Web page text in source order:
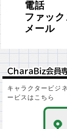
電話
ファッ
メー
ＣｈａｒａＢｉｚ会
ＣｈａｒａＢｉｚ会
キャラクタービジ
ービスはこちら